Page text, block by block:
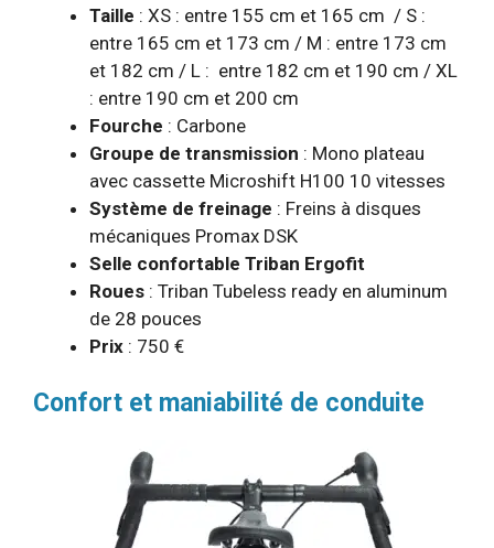
Taille : XS : entre 155 cm et 165 cm / S :
entre 165 cm et 173 cm / M : entre 173 cm
et 182 cm / L : entre 182 cm et 190 cm / XL
: entre 190 cm et 200 cm
Fourche : Carbone
Groupe de transmission : Mono plateau
avec cassette Microshift H100 10 vitesses
Système de freinage : Freins à disques
mécaniques Promax DSK
Selle confortable Triban Ergofit
Roues : Triban Tubeless ready en aluminum
de 28 pouces
Prix : 750 €
Confort et maniabilité de conduite